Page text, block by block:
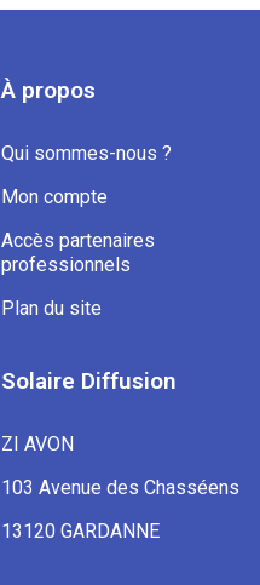
À propos
Qui sommes-nous ?
Mon compte
Accès partenaires
professionnels
Plan du site
Solaire Diffusion
ZI AVON
103 Avenue des Chasséens
13120 GARDANNE